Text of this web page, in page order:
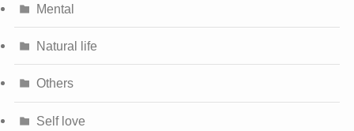
Mental
Natural life
Others
Self love